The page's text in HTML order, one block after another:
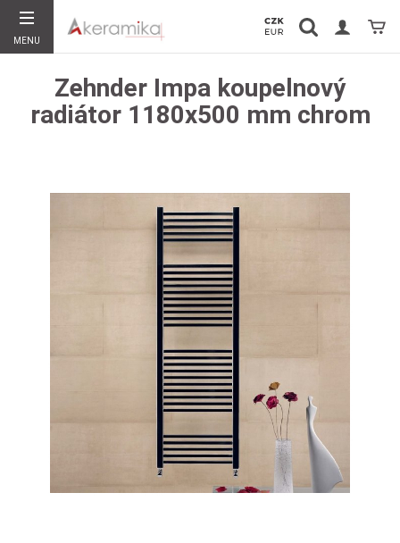
MENU
Vyhledávání Košík
Zehnder Impa koupelnový
radiátor 1180x500 mm chrom